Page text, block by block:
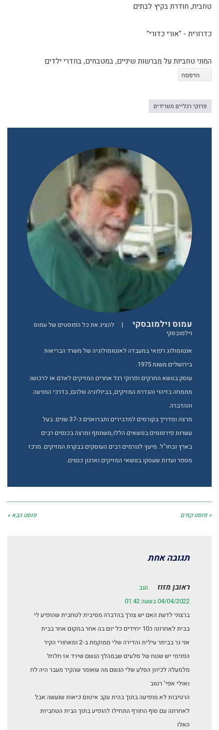
טחבית, חודרת בקיץ לבתים
כדרורית - "אורי כדורי"
המוני טחביות על מברשות שיניים, במטבחים, בחדרי ילדים
הדפסה
פרוקי רגליים מטרידים
עמוס וילמובסקי |
להציג את כל הפוסטים של עמוס
וילמובסקי
אנטומולוג רפואי במעבדה לאנטומולוגיה של משרד הבריאות
בירושלים משנת 1975.
עוסק בנושא החרקים ופרוקי רגל אחרים המזיקים לאדם או לרכושו.
מתמחה בזיהוי והגדרת המזיקים, בביולוגיה שלהם, בדרכי המניעה
וההדברה.
מרצה ומדריך בקורסים למדבירים ותברואנים כ-37 שנים. בעל
עשרות פירסומים בנושאים הללו,משתתף ומרצה בכנסים רבים
בארץ ובחו"ל. מיעץ לגורמים רבים העוסקים בבקרת המזיקים. מרכז
מספר ועדות שעסקו בנושאי המזיקים וארגון כנסים.
« פוסט קודם פוסט הבא »
תגובה אחת
ראובן מזוז
הגב
04/04/2022 בשעה 01:42
ברצוני לדעת האם יש צורך בהדברה מסיבית לטחבית שהופיע לי
בבית לאחרונה כ10 יחידים כל יום בה אחר במקום אחר בבית
אני גר בביתר עילית והדירה שלי ממוקמת ב-2 ומאחורי הקיר
הפנימי יש שטח של סלעים שבמהלך הגשם שירד אז חלחל
מלמעלה לכיוון הסלע שלי הגשם מה שאומר שהקיר מעבר היה לח
ואולי אפי' רטוב
הרטיבות לא מופיעה בתוך בהית עקב איטום כיאות שנעשה אבל
לאחרונה עם סוף החורף התחילו להופיע בתוך הבית הטחביות
האלו